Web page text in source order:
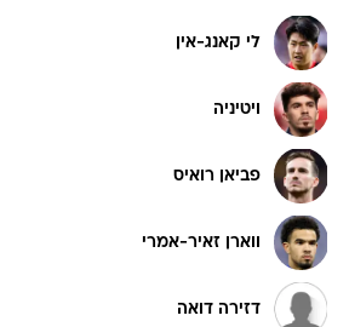
לי קאנג-אין
ויטיניה
פביאן רואיס
ווארן זאיר-אמרי
דזירה דואה